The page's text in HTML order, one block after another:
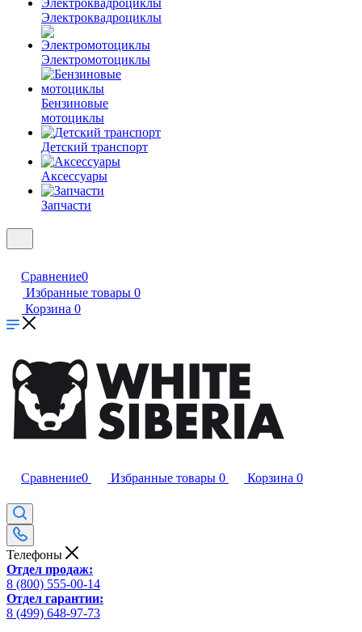
Электроквадроциклы
Электромотоциклы
Бензиновые
мотоциклы
Детский транспорт
Аксессуары
Запчасти
Сравнение0
Избранные товары 0
Корзина 0
Сравнение0 Избранные товары 0 Корзина 0
Телефоны
Отдел продаж:
8 (800) 555-00-14
Отдел гарантии:
8 (499) 648-97-73